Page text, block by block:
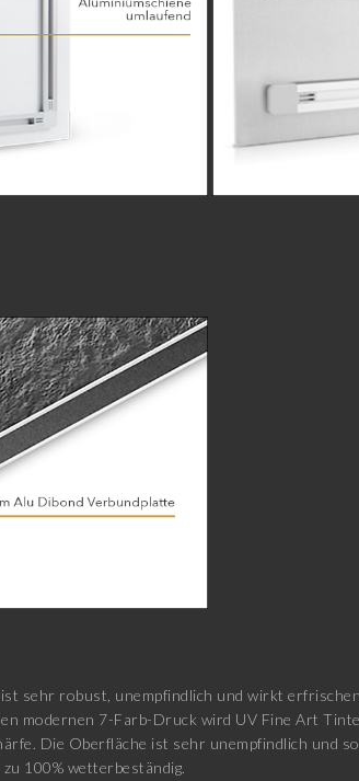
sehr robust, unempfindlich und wirkt
modernen 7-Farb-Druck wird UV Fine Art
Die Oberfläche ist sehr unempfindlich und
100% wetterbeständig.